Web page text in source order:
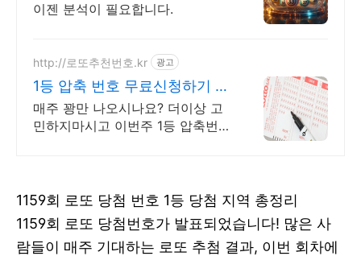
이젠 분석이 필요합니다.
http://로또추천번호.kr 광고
1등 압축 번호 무료신청하기 10
조합 압축번호무료신청하기
매주 꽝만 나오시나요? 더이상 고
민하지마시고 이번주 1등 압축번호
1159회 로또 당첨 번호 1등 당첨 지역 총정리
1159회 로또 당첨번호가 발표되었습니다! 많은 사
람들이 매주 기대하는 로또 추첨 결과, 이번 회차에